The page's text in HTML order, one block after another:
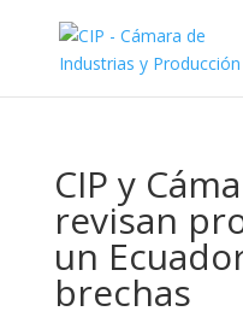
CIP y
revisan
un
brechas